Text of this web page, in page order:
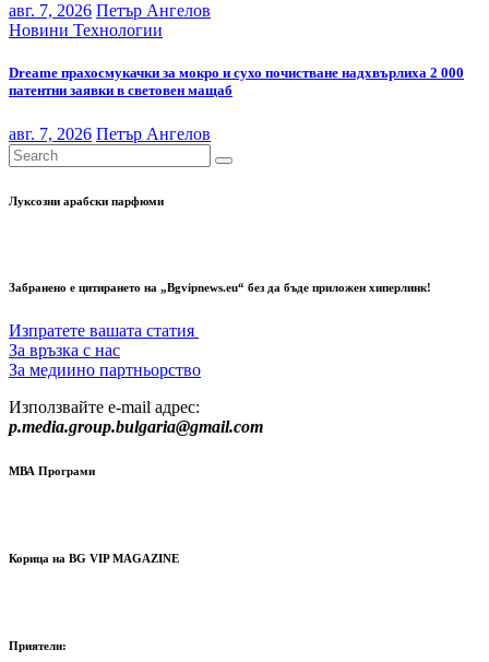
авг. 7, 2026 Петър Ангелов
Новини Технологии
Dreame прахосмукачки за мокро и сухо почистване надхвърлиха 2 000
патентни заявки в световен мащаб
авг. 7, 2026 Петър Ангелов
Луксозни арабски парфюми
Забранено е цитирането на „Bgvipnews.eu“ без да бъде приложен хиперлинк!
Изпратете вашата статия
За връзка с нас
За медиино партньорство
Използвайте e-mail адрес:
p.media.group.bulgaria@gmail.com
МВА Програми
Корица на BG VIP MAGAZINE
Приятели: